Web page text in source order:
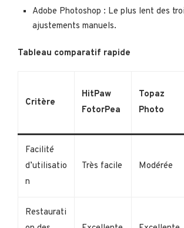
Adobe Photoshop : Le plus lent des
ajustements manuels.
Tableau comparatif rapide
Critère
HitPaw
FotorPea
Topaz
Photo
Facilité
d’utilisatio
n
Très facile Modérée
Restaurati